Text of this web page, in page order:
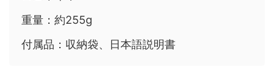
重量：約255g
付属品：収納袋、日本語説明書